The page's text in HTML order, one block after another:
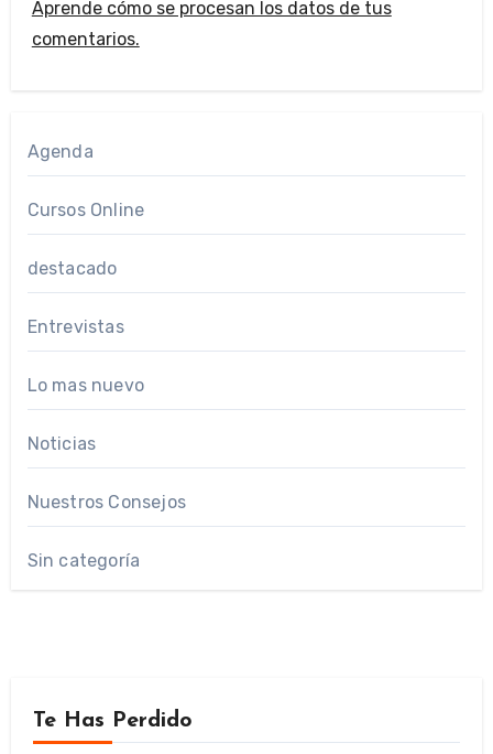
Aprende cómo se procesan los datos de tus
comentarios.
Agenda
Cursos Online
destacado
Entrevistas
Lo mas nuevo
Noticias
Nuestros Consejos
Sin categoría
Te Has Perdido